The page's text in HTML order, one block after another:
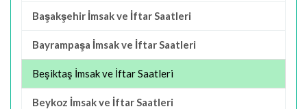
Başakşehir İmsak ve İftar Saatleri
Bayrampaşa İmsak ve İftar Saatleri
Beşiktaş İmsak ve İftar Saatleri
Beykoz İmsak ve İftar Saatleri